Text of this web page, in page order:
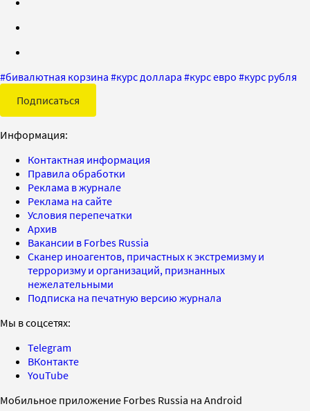
#бивалютная корзина #курс доллара #курс евро #курс рубля
Подписаться
Информация:
Контактная информация
Правила обработки
Реклама в журнале
Реклама на сайте
Условия перепечатки
Архив
Вакансии в Forbes Russia
Сканер иноагентов, причастных к экстремизму и
терроризму и организаций, признанных
нежелательными
Подписка на печатную версию журнала
Мы в соцсетях:
Telegram
ВКонтакте
YouTube
Мобильное приложение Forbes Russia на Android